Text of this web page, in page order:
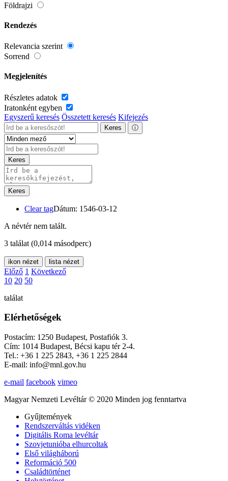
Földrajzi
Rendezés
Relevancia szerint
Sorrend
Megjelenítés
Részletes adatok
Iratonként egyben
Egyszerű keresés Összetett keresés Kifejezés
Keres ⓘ
Keres
Keres
Clear tagDátum: 1546-03-12
A névtér nem talált.
3 találat (0,014 másodperc)
ikon nézet lista nézet
Előző 1 Következő
10 20 50
találat
Elérhetőségek
Postacím: 1250 Budapest, Postafiók 3.
Cím: 1014 Budapest, Bécsi kapu tér 2-4.
Tel.: +36 1 225 2843, +36 1 225 2844
E-mail: info@mnl.gov.hu
e-mail facebook vimeo
Magyar Nemzeti Levéltár © 2020 Minden jog fenntartva
Gyűjtemények
Rendszerváltás vidéken
Digitális Roma levéltár
Szovjetunióba elhurcoltak
Első világháború
Reformáció 500
Családtörténet